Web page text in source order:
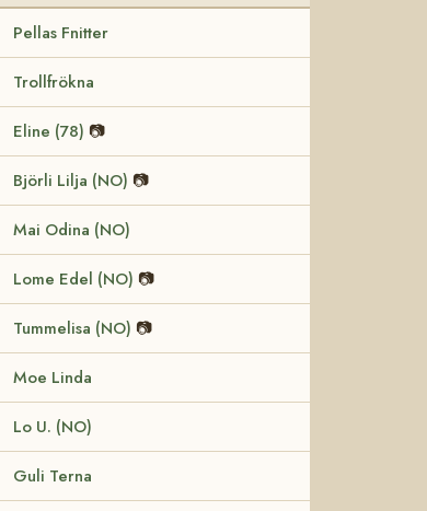
Pellas Fnitter
Trollfrökna
Eline (78) 📷
Björli Lilja (NO) 📷
Mai Odina (NO)
Lome Edel (NO) 📷
Tummelisa (NO) 📷
Moe Linda
Lo U. (NO)
Guli Terna